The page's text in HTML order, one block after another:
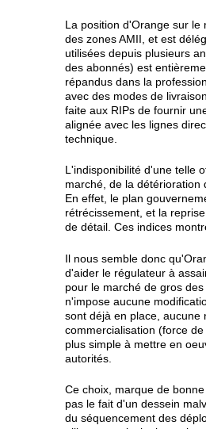
La position d'Orange sur
des zones AMII, et est
utilisées depuis plusieurs
des abonnés) est
répandus dans la
avec des modes de
faite aux RIPs de fournir
alignée avec les lignes
technique.
L'indisponibilité d'une telle
marché, de la détérioration
En effet, le plan
rétrécissement, et la
de détail. Ces indices
Il nous semble donc
d'aider le régulateur à
pour le marché de gros
n'impose aucune
sont déjà en place, aucune
commercialisation (force
plus simple à mettre en
autorités.
Ce choix, marque de
pas le fait d'un dessein
du séquencement des